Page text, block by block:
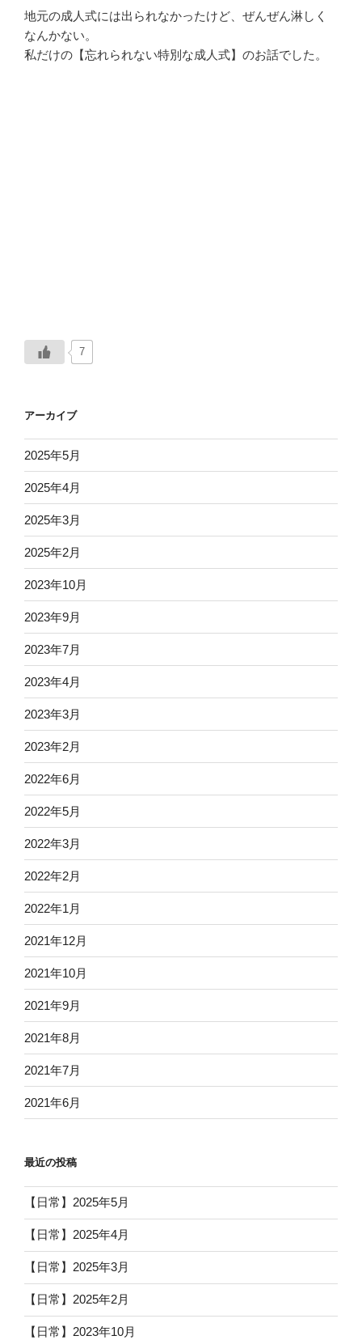
地元の成人式には出られなかったけど、ぜんぜん淋しく
なんかない。
私だけの【忘れられない特別な成人式】のお話でした。
7
アーカイブ
2025年5月
2025年4月
2025年3月
2025年2月
2023年10月
2023年9月
2023年7月
2023年4月
2023年3月
2023年2月
2022年6月
2022年5月
2022年3月
2022年2月
2022年1月
2021年12月
2021年10月
2021年9月
2021年8月
2021年7月
2021年6月
最近の投稿
【日常】2025年5月
【日常】2025年4月
【日常】2025年3月
【日常】2025年2月
【日常】2023年10月